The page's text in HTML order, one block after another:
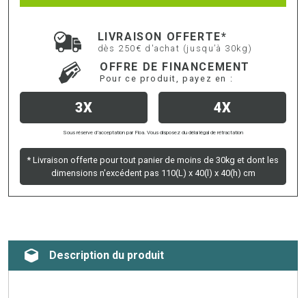
LIVRAISON OFFERTE*
dès 250€ d'achat (jusqu’à 30kg)
OFFRE DE FINANCEMENT
Pour ce produit, payez en :
3X 4X
Sous réserve d’acceptation par Floa. Vous disposez du délai légal de rétractation
* Livraison offerte pour tout panier de moins de 30kg et dont les
dimensions n'excédent pas 110(L) x 40(l) x 40(h) cm
Description du produit